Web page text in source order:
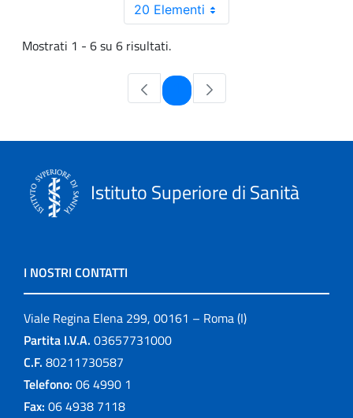
20 Elementi
Mostrati 1 - 6 su 6 risultati.
Pagina
Istituto Superiore di Sanità
I NOSTRI CONTATTI
Viale Regina Elena 299, 00161 – Roma (I)
Partita I.V.A. 03657731000
C.F. 80211730587
Telefono: 06 4990 1
Fax: 06 4938 7118